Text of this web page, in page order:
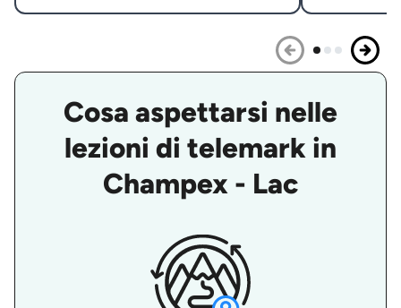
Cosa aspettarsi nelle
lezioni di telemark in
Champex - Lac